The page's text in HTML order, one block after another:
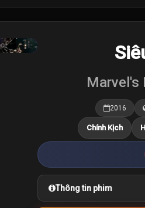
Marvel's
2016
Chính Kịch
Thông tin phim